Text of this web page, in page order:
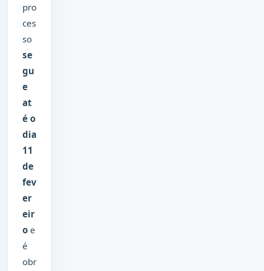
pro
ces
so
se
gu
e
at
é o
dia
11
de
fev
er
eir
o e
é
obr